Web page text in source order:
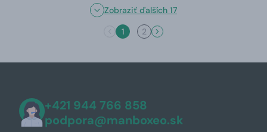
Zobraziť ďalších 17
1
2
+421 944 766 858
podpora@manboxeo.sk